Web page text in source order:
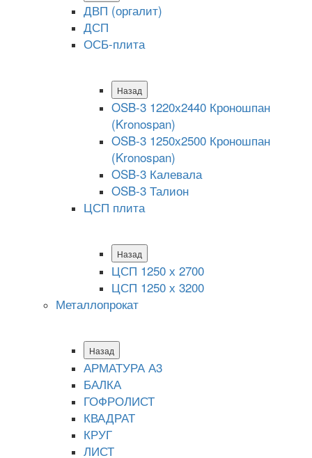
ДВП (оргалит)
ДСП
ОСБ-плита
Назад
OSB-3 1220х2440 Кроношпан
(Kronospan)
OSB-3 1250х2500 Кроношпан
(Kronospan)
OSB-3 Калевала
OSB-3 Талион
ЦСП плита
Назад
ЦСП 1250 х 2700
ЦСП 1250 х 3200
Металлопрокат
Назад
АРМАТУРА А3
БАЛКА
ГОФРОЛИСТ
КВАДРАТ
КРУГ
ЛИСТ